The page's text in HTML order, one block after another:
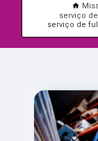
serviço
serviço de